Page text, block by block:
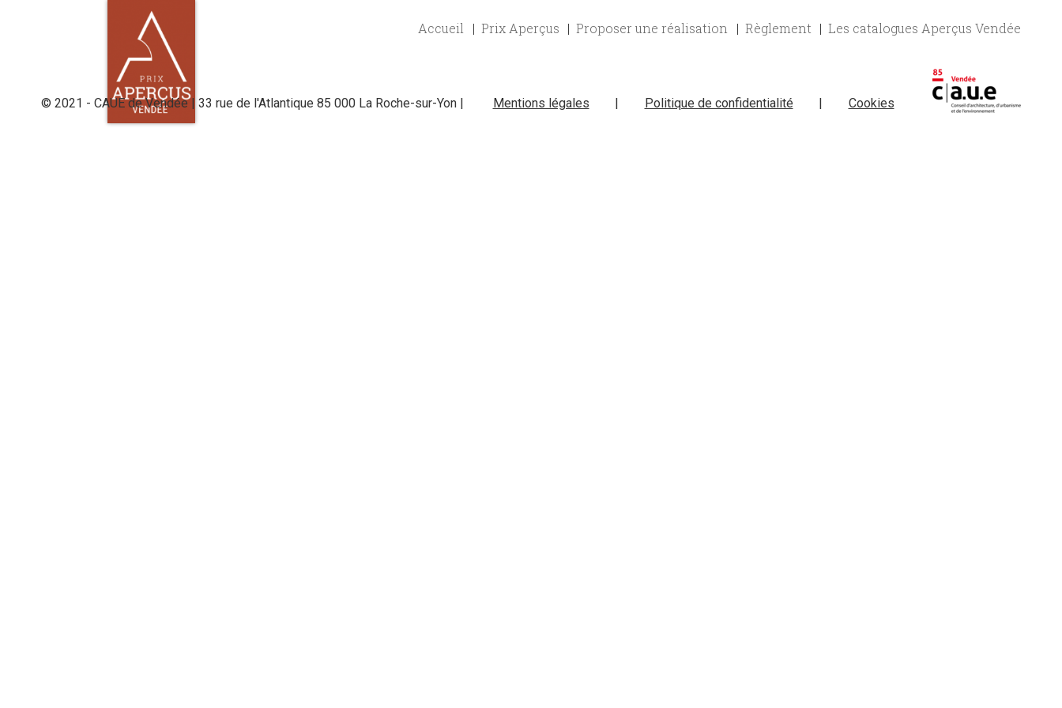
Accueil Prix Aperçus Proposer une réalisation Règlement Les catalogues Aperçus Vendée
© 2021 - CAUE de Vendée | 33 rue de l'Atlantique 85 000 La Roche-sur-Yon | Mentions légales Politique de confidentialité Cookies